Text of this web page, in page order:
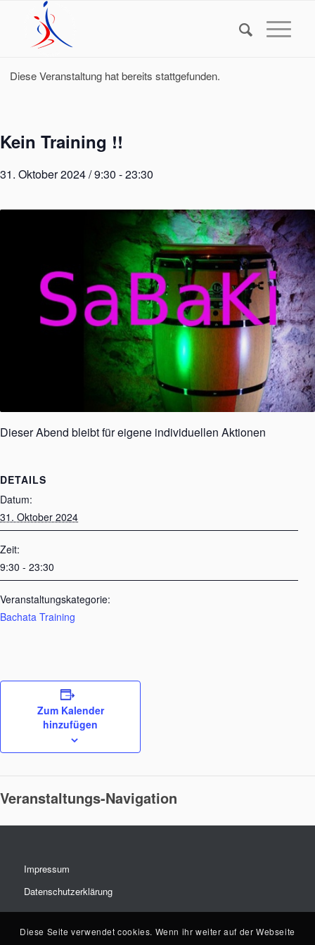
Diese Veranstaltung hat bereits stattgefunden.
Kein Training !!
31. Oktober 2024 / 9:30 -23:30
Dieser Abend bleibt für eigene individuellen Aktionen
DETAILS
Datum:
31. Oktober 2024
Zeit:
9:30 - 23:30
Veranstaltungskategorie:
Bachata Training
Zum Kalender
hinzufügen
Veranstaltungs-Navigation
Impressum
Datenschutzerklärung
Diese Seite verwendet cookies. Wenn ihr weiter auf der Webseite